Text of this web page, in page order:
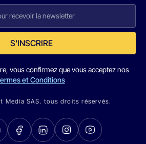
S'INSCRIRE
vous confirmez que vous acceptez nos
et Conditions
Media SAS. tous droits réservés.